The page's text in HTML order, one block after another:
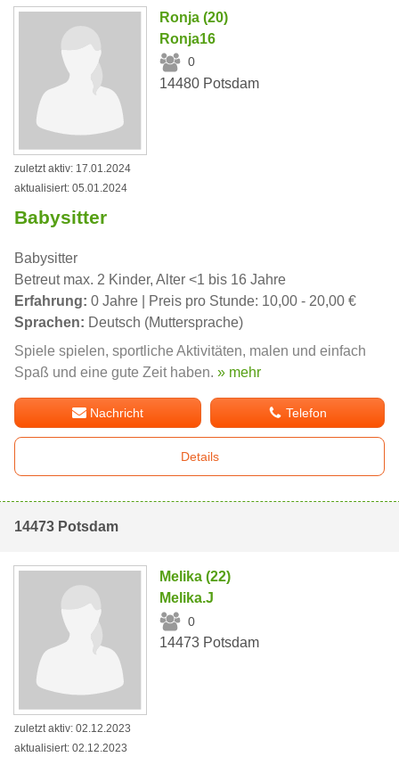
Ronja (20)
Ronja16
0
14480 Potsdam
zuletzt aktiv: 17.01.2024
aktualisiert: 05.01.2024
Babysitter
Babysitter
Betreut max. 2 Kinder, Alter <1 bis 16 Jahre
Erfahrung: 0 Jahre | Preis pro Stunde: 10,00 - 20,00 €
Sprachen: Deutsch (Muttersprache)
Spiele spielen, sportliche Aktivitäten, malen und einfach
Spaß und eine gute Zeit haben. » mehr
Nachricht Telefon
Details
14473 Potsdam
Melika (22)
Melika.J
0
14473 Potsdam
zuletzt aktiv: 02.12.2023
aktualisiert: 02.12.2023